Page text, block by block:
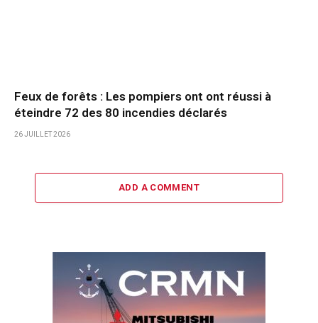
Feux de forêts : Les pompiers ont ont réussi à
éteindre 72 des 80 incendies déclarés
26 JUILLET 2026
ADD A COMMENT